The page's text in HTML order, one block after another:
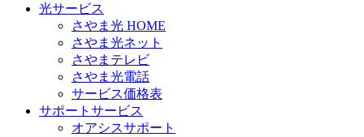
光サービス
さやま光 HOME
さやま光ネット
さやまテレビ
さやま光電話
サービス価格表
サポートサービス
オアシスサポート